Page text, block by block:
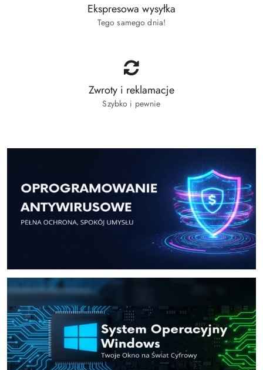
Ekspresowa wysyłka
Tego samego dnia!
Zwroty i reklamacje
Szybko i pewnie